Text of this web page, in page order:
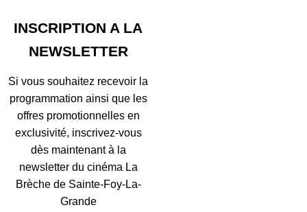
INSCRIPTION A LA
NEWSLETTER
Si vous souhaitez recevoir la
programmation ainsi que les
offres promotionnelles en
exclusivité, inscrivez-vous
dès maintenant à la
newsletter du cinéma La
Brèche de Sainte-Foy-La-
Grande